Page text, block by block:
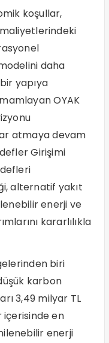
koşullar,
daha
yapıya
OYAK
atmaya devam
Girişimi
alternatif yakıt
enerji ve
kararlılıkla
biri
karbon
3,49 milyar TL
içerisinde en
enerji